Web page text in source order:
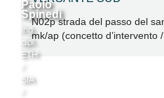
N02p strada del passo del
mk/ap (concetto d’intervento /
Paolo
Spinedi
Ing.
dipl.
ETH
SIA